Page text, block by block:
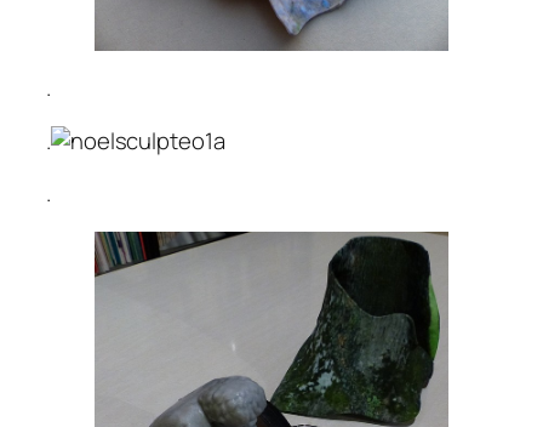
.
.
.